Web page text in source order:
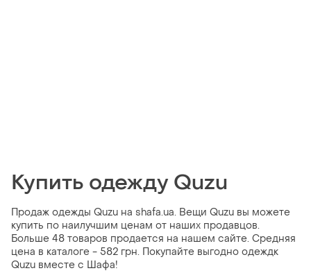
Купить одежду Quzu
Продаж одежды Quzu на shafa.ua. Вещи Quzu вы можете
купить по наилучшим ценам от наших продавцов.
Больше 48 товаров продается на нашем сайте. Средняя
цена в каталоге - 582 грн. Покупайте выгодно одеждк
Quzu вместе с Шафа!